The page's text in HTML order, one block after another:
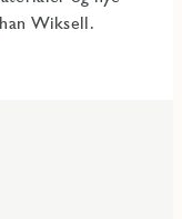
Wiksell.